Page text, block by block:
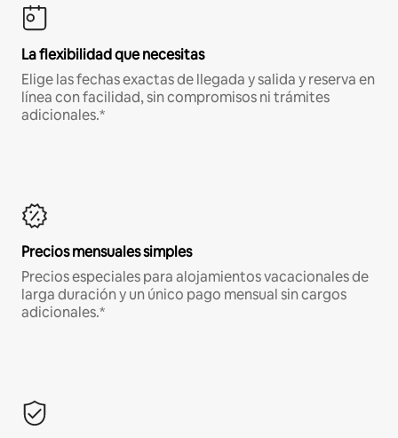
La flexibilidad que necesitas
Elige las fechas exactas de llegada y salida y reserva en
línea con facilidad, sin compromisos ni trámites
adicionales.*
Precios mensuales simples
Precios especiales para alojamientos vacacionales de
larga duración y un único pago mensual sin cargos
adicionales.*